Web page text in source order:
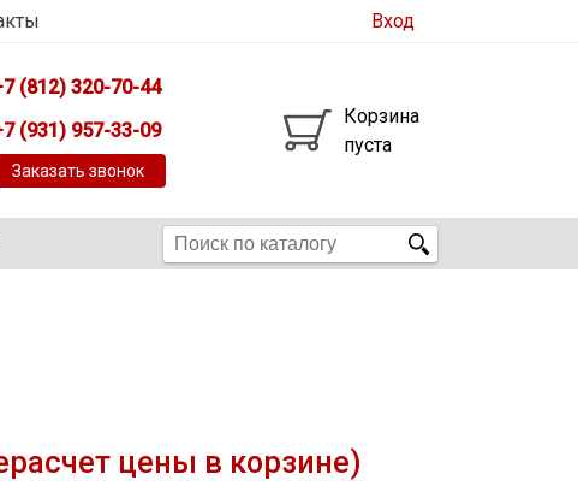
Вход
(812) 320-70-44
(931) 957-33-09
Заказать звонок
Корзина
пуста
цены в корзине)